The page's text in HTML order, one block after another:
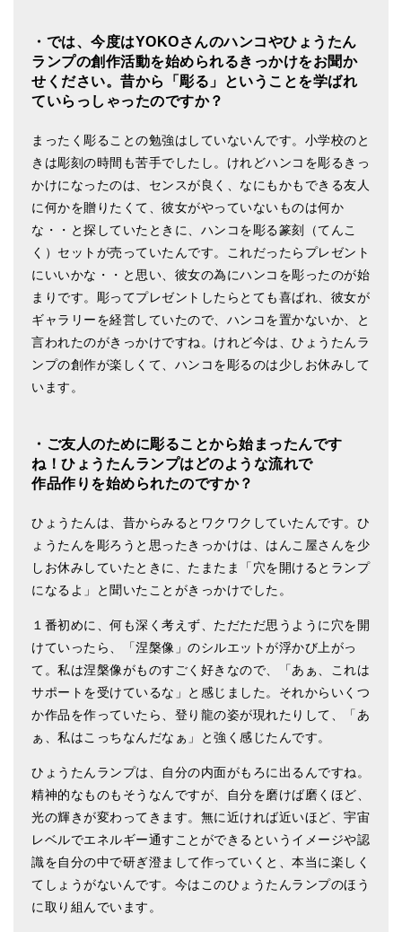
・では、今度はYOKOさんのハンコやひょうたん
ランプの創作活動を始められるきっかけをお聞か
せください。昔から「彫る」ということを学ばれ
ていらっしゃったのですか？
まったく彫ることの勉強はしていないんです。小学校のと
きは彫刻の時間も苦手でしたし。けれどハンコを彫るきっ
かけになったのは、センスが良く、なにもかもできる友人
に何かを贈りたくて、彼女がやっていないものは何か
な・・と探していたときに、ハンコを彫る篆刻（てんこ
く）セットが売っていたんです。これだったらプレゼント
にいいかな・・と思い、彼女の為にハンコを彫ったのが始
まりです。彫ってプレゼントしたらとても喜ばれ、彼女が
ギャラリーを経営していたので、ハンコを置かないか、と
言われたのがきっかけですね。けれど今は、ひょうたんラ
ンプの創作が楽しくて、ハンコを彫るのは少しお休みして
います。
・ご友人のために彫ることから始まったんです
ね！ひょうたんランプはどのような流れで
作品作りを始められたのですか？
ひょうたんは、昔からみるとワクワクしていたんです。ひ
ょうたんを彫ろうと思ったきっかけは、はんこ屋さんを少
しお休みしていたときに、たまたま「穴を開けるとランプ
になるよ」と聞いたことがきっかけでした。
１番初めに、何も深く考えず、ただただ思うように穴を開
けていったら、「涅槃像」のシルエットが浮かび上がっ
て。私は涅槃像がものすごく好きなので、「あぁ、これは
サポートを受けているな」と感じました。それからいくつ
か作品を作っていたら、登り龍の姿が現れたりして、「あ
ぁ、私はこっちなんだなぁ」と強く感じたんです。
ひょうたんランプは、自分の内面がもろに出るんですね。
精神的なものもそうなんですが、自分を磨けば磨くほど、
光の輝きが変わってきます。無に近ければ近いほど、宇宙
レベルでエネルギー通すことができるというイメージや認
識を自分の中で研ぎ澄まして作っていくと、本当に楽しく
てしょうがないんです。今はこのひょうたんランプのほう
に取り組んでいます。